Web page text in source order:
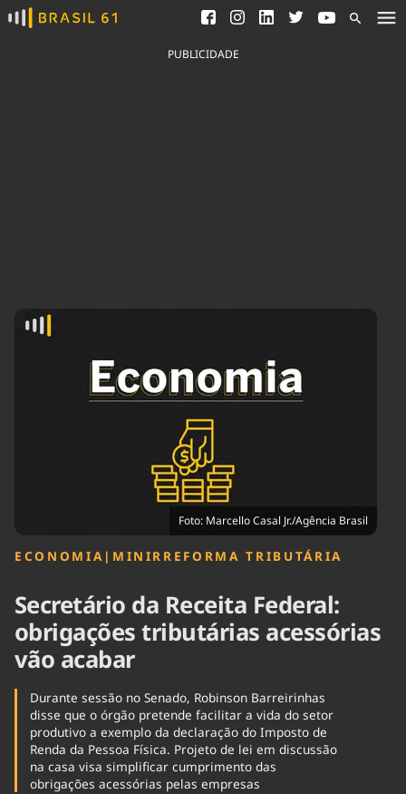
Ver todas as notícias
Saneamento
Indicadores
Agronegócios
Economia
Educação
Infraestrutura
Internacional
Podcast
Política
Saúde
PUBLICIDADE
Foto: Marcello Casal Jr./Agência Brasil
ECONOMIA | MINIRREFORMA TRIBUTÁRIA
Secretário da Receita Federal:
obrigações tributárias acessórias
vão acabar
Durante sessão no Senado, Robinson Barreirinhas
disse que o órgão pretende facilitar a vida do setor
produtivo a exemplo da declaração do Imposto de
Renda da Pessoa Física. Projeto de lei em discussão
na casa visa simplificar cumprimento das
obrigações acessórias pelas empresas